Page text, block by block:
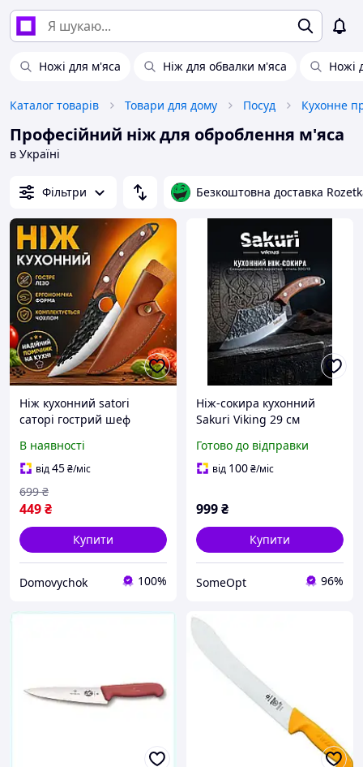
Ножі для м'яса Ніж для обвалки м'яса Ножі
Каталог товарів Товари для дому Посуд Кухонне
Професійний ніж для оброблення м'яса
в Україні
Фільтри Безкоштовна доставка
Ніж кухонний satori
саторі гострий шеф
універсальний
обвалочний обробний
для кухні оброблення
м'яса риби овочів
В наявності
від45₴/міс
449₴
699 ₴
Купити
Domovychok 100%
Ніж-сокира кухонний
Sakuri Viking 29 см
м'яса, риби, овочів та
зелені, сталь 30Cr13,
Готово до відправки
від 100₴/міс
999₴
Купити
SomeOpt 96%